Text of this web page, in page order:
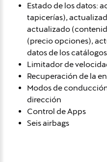
Estado de los datos:
tapicerías),
actualizado
(precio opciones),
datos de los
Limitador de
Recuperación de la
Modos de
dirección
Control de Apps
Seis airbags